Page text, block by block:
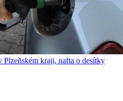
kraji, nafta o desítky